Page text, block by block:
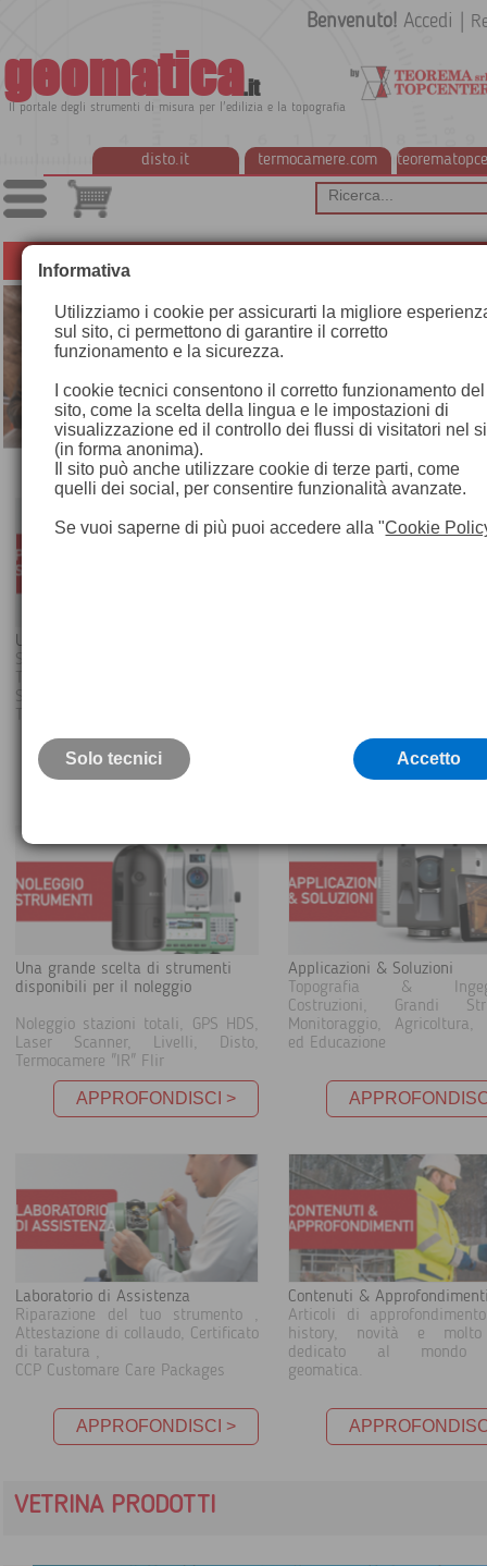
geomatica.it
Il portale degli strumenti di misura per l'edilizia e la topografia
disto.it termocamere.com
Benvenuto! Accedi
CREDITO D'IMPOSTA SULL'ACQUISTO DEI BENI STRUMENTALI
Un'ampia gamma di strumenti:
Stazioni Totali Leica, GPS
Scanner 3D Leica
APPROFONDISCI >
Una grande scelta di strumenti
disponibili per il noleggio
Noleggio stazioni totali, GPS HDS,
Laser Scanner, Livelli, Disto,
Termocamere "IR" Flir
APPROFONDISCI >
Applicazioni & Soluzioni
Topografia &
Costruzioni, Grandi
Monitoraggio, Agricoltura,
ed Educazione
Laboratorio di Assistenza
Riparazione del tuo strumento ,
Attestazione di collaudo, Certificato
di taratura ,
CCP Customare Care Packages
APPROFONDISCI >
Contenuti &
Articoli di
history, novità e
dedicato al mondo
geomatica.
VETRINA PRODOTTI
Informativa
Utilizziamo i cookie per assicurarti la migliore
sul sito, ci permettono di garantire il corretto
funzionamento e la sicurezza.
I cookie tecnici consentono il corretto funzionamento del
sito, come la scelta della lingua e le impostazioni di
visualizzazione ed il controllo dei flussi di visitatori nel
(in forma anonima).
Il sito può anche utilizzare cookie di terze parti, come
quelli dei social, per consentire funzionalità avanzate.
Se vuoi saperne di più puoi accedere alla "Cookie
Solo tecnici Accetto